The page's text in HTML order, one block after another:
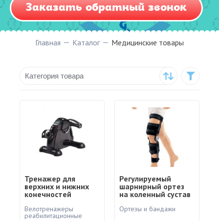
Заказать обратный звонок
Главная Каталог Медицинские товары
Категория товара
Тренажер для
верхних и нижних
конечностей
Велотренажеры
реабилитационные
Регулируемый
шарнирный ортез
на коленный сустав
Ортезы и бандажи